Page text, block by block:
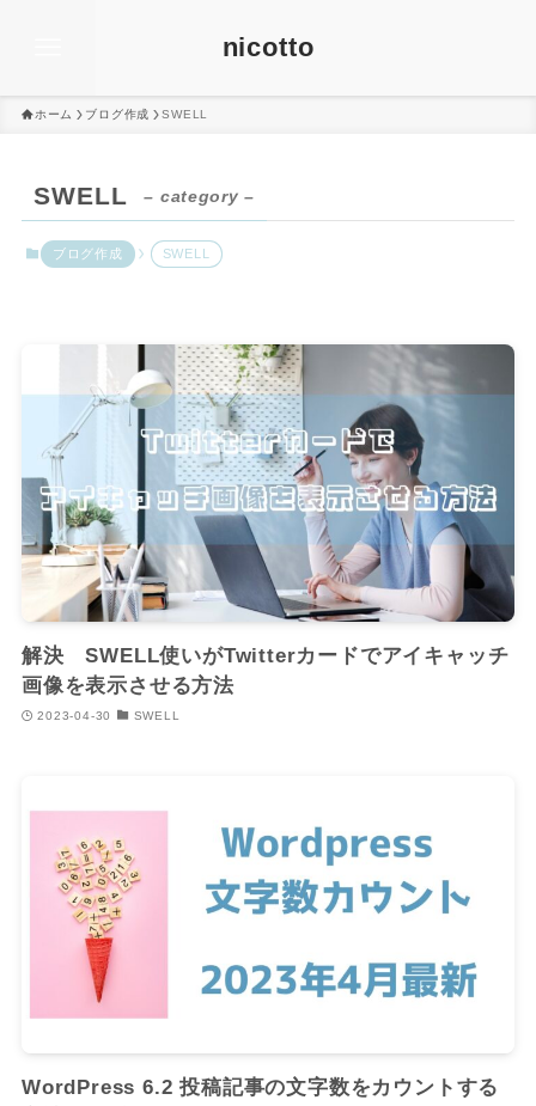
nicotto
ホーム ブログ作成 SWELL
SWELL – category –
ブログ作成 SWELL
解決 SWELL使いがTwitterカードでアイキャッチ
画像を表示させる方法
2023-04-30 SWELL
WordPress 6.2 投稿記事の文字数をカウントする